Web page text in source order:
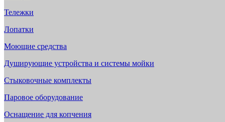
Тележки
Лопатки
Моющие средства
Душирующие устройства и системы мойки
Стыковочные комплекты
Паровое оборудование
Оснащение для копчения